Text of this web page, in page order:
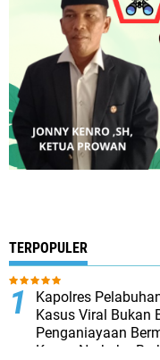
TERPOPULER
Kapolres
Kasus Viral Bukan
Penganiayaan
Kasus Narkoba